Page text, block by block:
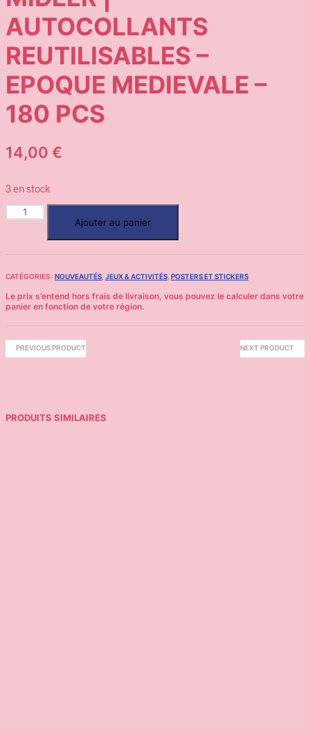
AUTOCOLLANTS
REUTILISABLES –
EPOQUE MEDIEVALE –
180 PCS
14,00 €
3 en stock
Ajouter au panier
CATÉGORIES : NOUVEAUTÉS, JEUX & ACTIVITÉS, POSTERS ET STICKERS
PREVIOUS PRODUCT NEXT PRODUCT
PRODUITS SIMILAIRES